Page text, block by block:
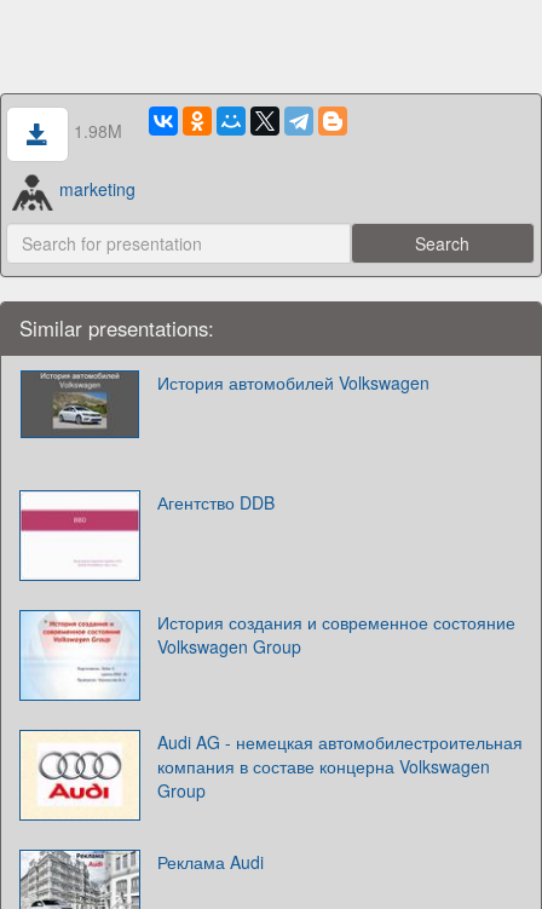
1.98M
marketing
Similar presentations:
История автомобилей Volkswagen
Агентство DDB
История создания и современное состояние
Volkswagen Group
Audi AG - немецкая автомобилестроительная
компания в составе концерна Volkswagen
Group
Реклама Audi